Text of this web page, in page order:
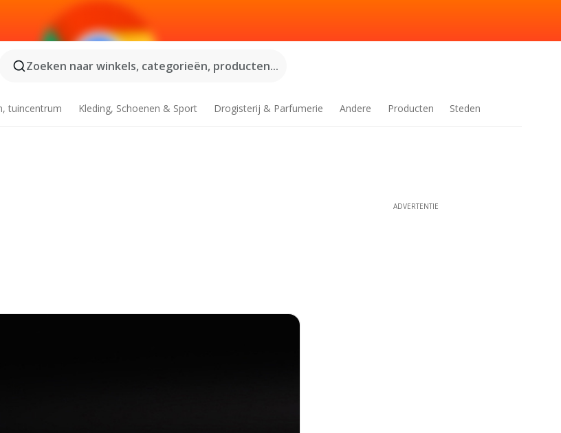
Zoeken naar winkels, categorieën, producten...
tuincentrum Kleding, Schoenen & Sport Drogisterij & Parfumerie Andere Producten Steden
ADVERTENTIE